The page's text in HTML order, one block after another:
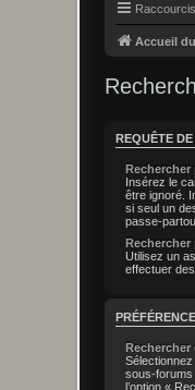
Raccourcis
Accueil
REQUÊTE
Insérez le
être ignoré.
si seul un
passe-
Utilisez un
effectuer
Rechercher
sous-forums
l’option «